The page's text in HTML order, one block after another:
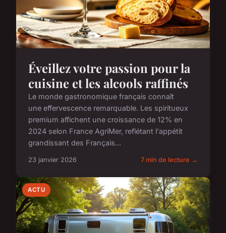
Éveillez votre passion pour la
cuisine et les alcools raffinés
Le monde gastronomique français connaît
une effervescence remarquable. Les spiritueux
premium affichent une croissance de 12% en
2024 selon France AgriMer, reflétant l'appétit
grandissant des Français...
23 janvier 2026 7 min de lecture →
ACTU